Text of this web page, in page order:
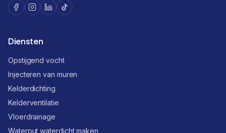
Diensten
Opstijgend vocht
Injecteren van muren
Kelderdichting
Kelderventilatie
Vloerdrainage
Waterput waterdicht maken